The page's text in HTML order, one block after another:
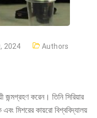
2024 Authors
জন্মগ্রহণ করেন। তিনি সিরিয়ার
মিশরের কায়রো বিশ্ববিদ্যালয়